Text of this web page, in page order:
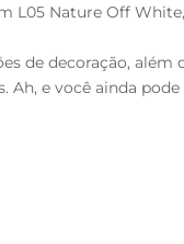
L05 Nature Off
de decoração, além
Ah, e você ainda